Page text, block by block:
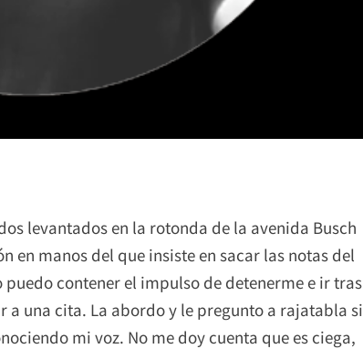
levantados en la rotonda de la avenida Busch
en manos del que insiste en sacar las notas del
contener el impulso de detenerme e ir tras
a una cita. La abordo y le pregunto a rajatabla si
mi voz. No me doy cuenta que es ciega,